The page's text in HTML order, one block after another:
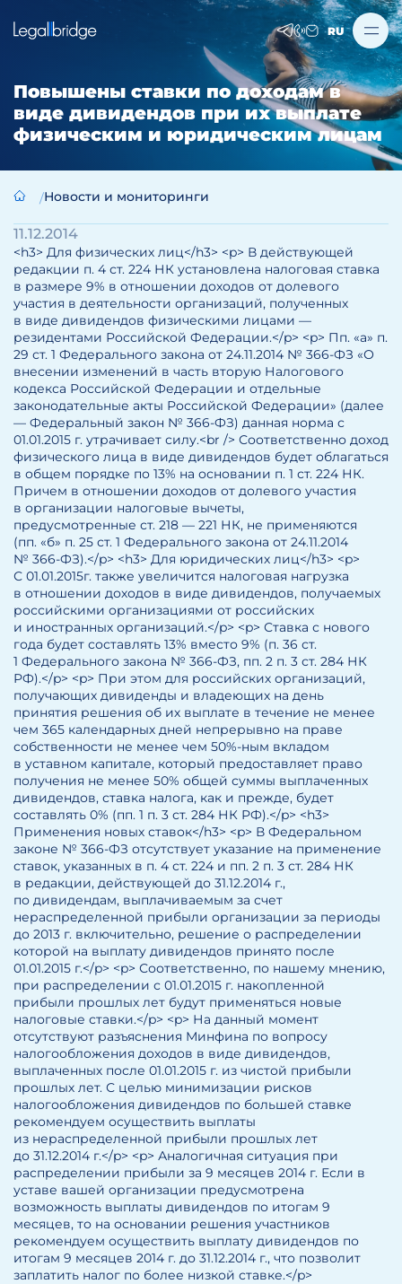
RU
Повышены ставки по доходам в
виде дивидендов при их выплате
физическим и юридическим лицам
Новости и мониторинги
11.12.2014
<h3> Для физических лиц</h3> <p> В действующей
редакции п. 4 ст. 224 НК установлена налоговая ставка
в размере 9% в отношении доходов от долевого
участия в деятельности организаций, полученных
в виде дивидендов физическими лицами —
резидентами Российской Федерации.</p> <p> Пп. «а» п.
29 ст. 1 Федерального закона от 24.11.2014 № 366-ФЗ «О
внесении изменений в часть вторую Налогового
кодекса Российской Федерации и отдельные
законодательные акты Российской Федерации» (далее
— Федеральный закон № 366-ФЗ) данная норма с
01.01.2015 г. утрачивает силу.<br /> Соответственно доход
физического лица в виде дивидендов будет облагаться
в общем порядке по 13% на основании п. 1 ст. 224 НК.
Причем в отношении доходов от долевого участия
в организации налоговые вычеты,
предусмотренные ст. 218 — 221 НК, не применяются
(пп. «б» п. 25 ст. 1 Федерального закона от 24.11.2014
№ 366-ФЗ).</p> <h3> Для юридических лиц</h3> <p>
С 01.01.2015г. также увеличится налоговая нагрузка
в отношении доходов в виде дивидендов, получаемых
российскими организациями от российских
и иностранных организаций.</p> <p> Ставка с нового
года будет составлять 13% вместо 9% (п. 36 ст.
1 Федерального закона № 366-ФЗ, пп. 2 п. 3 ст. 284 НК
РФ).</p> <p> При этом для российских организаций,
получающих дивиденды и владеющих на день
принятия решения об их выплате в течение не менее
чем 365 календарных дней непрерывно на праве
собственности не менее чем 50%-ным вкладом
в уставном капитале, который предоставляет право
получения не менее 50% общей суммы выплаченных
дивидендов, ставка налога, как и прежде, будет
составлять 0% (пп. 1 п. 3 ст. 284 НК РФ).</p> <h3>
Применения новых ставок</h3> <p> В Федеральном
законе № 366-ФЗ отсутствует указание на применение
ставок, указанных в п. 4 ст. 224 и пп. 2 п. 3 ст. 284 НК
в редакции, действующей до 31.12.2014 г.,
по дивидендам, выплачиваемым за счет
нераспределенной прибыли организации за периоды
до 2013 г. включительно, решение о распределении
которой на выплату дивидендов принято после
01.01.2015 г.</p> <p> Соответственно, по нашему мнению,
при распределении с 01.01.2015 г. накопленной
прибыли прошлых лет будут применяться новые
налоговые ставки.</p> <p> На данный момент
отсутствуют разъяснения Минфина по вопросу
налогообложения доходов в виде дивидендов,
выплаченных после 01.01.2015 г. из чистой прибыли
прошлых лет. С целью минимизации рисков
налогообложения дивидендов по большей ставке
рекомендуем осуществить выплаты
из нераспределенной прибыли прошлых лет
до 31.12.2014 г.</p> <p> Аналогичная ситуация при
распределении прибыли за 9 месяцев 2014 г. Если в
уставе вашей организации предусмотрена
возможность выплаты дивидендов по итогам 9
месяцев, то на основании решения участников
рекомендуем осуществить выплату дивидендов по
итогам 9 месяцев 2014 г. до 31.12.2014 г., что позволит
заплатить налог по более низкой ставке.</p>